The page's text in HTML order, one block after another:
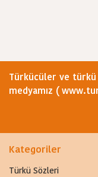
Türkücüler ve
medyamız (
Kategoriler
Türkü Sözleri